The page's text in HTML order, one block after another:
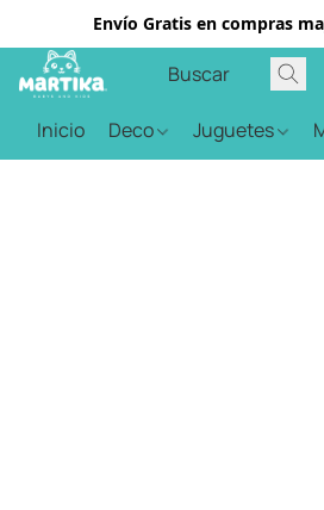
Envío Gratis en compras
Inicio Deco Juguetes